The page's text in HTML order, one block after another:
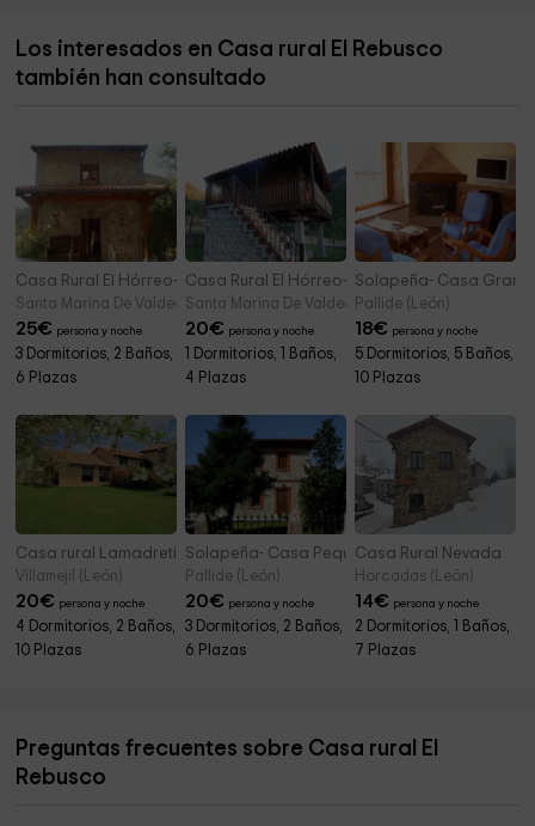
Ermita
Los interesados en Casa rural El Rebusco
también han consultado
Casa Rural El Hórreo- La Casa
Santa Marina De Valdeon (León)
25€ persona y noche
3 Dormitorios, 2 Baños,
6 Plazas
Casa Rural El Hórreo- Hórreo
Santa Marina De Valdeon (León)
20€ persona y noche
1 Dormitorios, 1 Baños,
4 Plazas
Solapeña- Casa
Pallide (León)
18€ persona y noche
5 Dormitorios, 5 Baños,
10 Plazas
Casa rural Lamadretierra
Villamejil (León)
20€ persona y noche
4 Dormitorios, 2 Baños,
10 Plazas
Solapeña- Casa Pequeña
Pallide (León)
20€ persona y noche
3 Dormitorios, 2 Baños,
6 Plazas
Casa Rural Nevada
Horcadas (León)
14€ persona y noche
2 Dormitorios, 1 Baños,
7 Plazas
Preguntas frecuentes sobre Casa rural El
Rebusco